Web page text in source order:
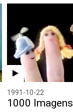
1991-10-22
1000 Imagens